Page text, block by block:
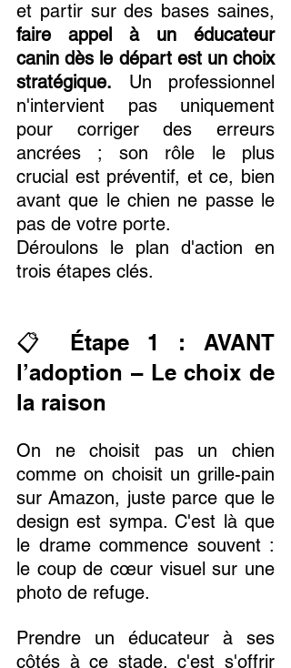
faire appel à un éducateur
canin dès le départ est un choix
stratégique. Un professionnel
n'intervient pas uniquement
pour corriger des erreurs
ancrées ; son rôle le plus
crucial est préventif, et ce, bien
avant que le chien ne passe le
pas de votre porte.
Déroulons le plan d'action en
trois étapes clés.
📋 Étape 1 : AVANT
l’adoption – Le choix de
la raison
On ne choisit pas un chien
comme on choisit un grille-pain
sur Amazon, juste parce que le
design est sympa. C'est là que
le drame commence souvent :
le coup de cœur visuel sur une
photo de refuge.
Prendre un éducateur à ses
côtés à ce stade, c'est s'offrir